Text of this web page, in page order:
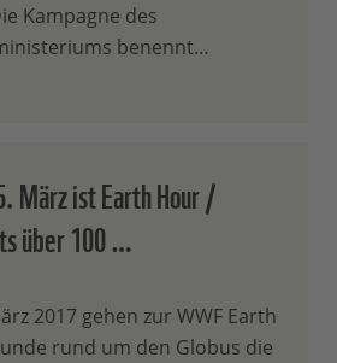
Kampagne des
benennt…
März ist Earth Hour /
über 100 …
2017 gehen zur WWF Earth
rund um den Globus die